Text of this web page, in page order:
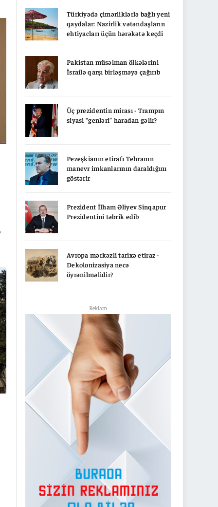
Türkiyədə çimərliklərlə bağlı yeni
qaydalar: Nazirlik vətəndaşların
ehtiyacları üçün hərəkətə keçdi
Pakistan müsəlman ölkələrini
İsrailə qarşı birləşməyə çağırıb
Üç prezidentin mirası - Trampın
siyasi “genləri” haradan gəlir?
Pezeşkianın etirafı Tehranın
manevr imkanlarının daraldığını
göstərir
Prezident İlham Əliyev Sinqapur
Prezidentini təbrik edib
Avropa mərkəzli tarixə etiraz -
Dekolonizasiya necə
öyrənilməlidir?
Reklam